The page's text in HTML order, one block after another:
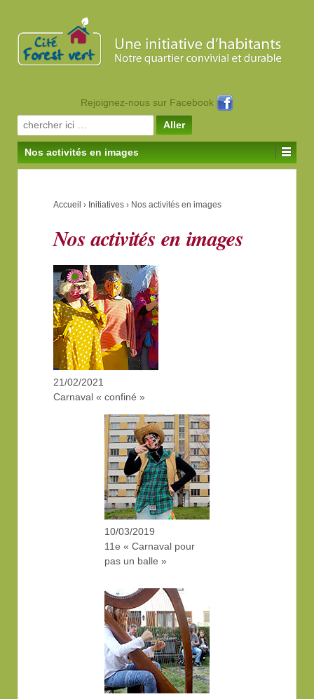
Rejoignez-nous sur Facebook
Search for:
Nos activités en images
Accueil › Initiatives › Nos activités en images
Nos activités en images
21/02/2021
Carnaval « confiné »
10/03/2019
11e « Carnaval pour
pas un balle »